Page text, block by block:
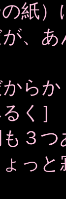
紙
、あ
ら
く］
３
っと